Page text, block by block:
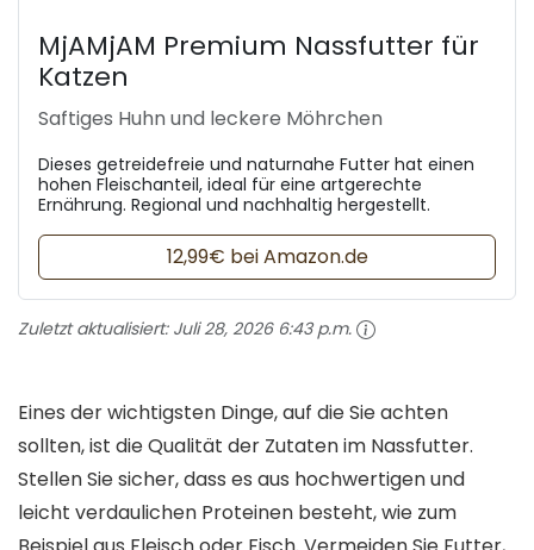
MjAMjAM Premium Nassfutter für
Katzen
Saftiges Huhn und leckere Möhrchen
Dieses getreidefreie und naturnahe Futter hat einen
hohen Fleischanteil, ideal für eine artgerechte
Ernährung. Regional und nachhaltig hergestellt.
12,99€ bei Amazon.de
Zuletzt aktualisiert: Juli 28, 2026 6:43 p.m.
Eines der wichtigsten Dinge, auf die Sie achten
sollten, ist die Qualität der Zutaten im Nassfutter.
Stellen Sie sicher, dass es aus hochwertigen und
leicht verdaulichen Proteinen besteht, wie zum